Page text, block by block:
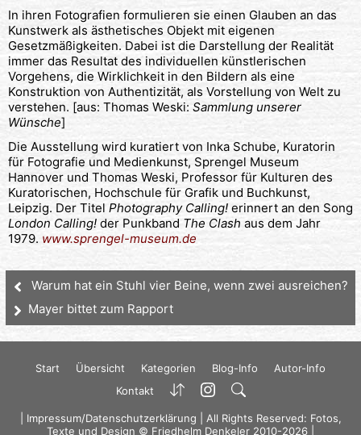
In ihren Fotografien formulieren sie einen Glauben an das
Kunstwerk als ästhetisches Objekt mit eigenen
Gesetzmäßigkeiten. Dabei ist die Darstellung der Realität
immer das Resultat des individuellen künstlerischen
Vorgehens, die Wirklichkeit in den Bildern als eine
Konstruktion von Authentizität, als Vorstellung von Welt zu
verstehen. [aus: Thomas Weski: Sammlung unserer
Wünsche]
Die Ausstellung wird kuratiert von Inka Schube, Kuratorin
für Fotografie und Medienkunst, Sprengel Museum
Hannover und Thomas Weski, Professor für Kulturen des
Kuratorischen, Hochschule für Grafik und Buchkunst,
Leipzig. Der Titel Photography Calling! erinnert an den Song
London Calling! der Punkband The Clash aus dem Jahr
1979. www.sprengel-museum.de
Warum hat ein Stuhl vier Beine, wenn zwei ausreichen?
Mayer bittet zum Rapport
Start Übersicht Kategorien Blog-Info
Autor-Info
Kontakt
Impressum/Datenschutzerklärung | All Rights Reserved: Fotos,
Texte und Design © Friedhelm Denkeler 2010-2026 |